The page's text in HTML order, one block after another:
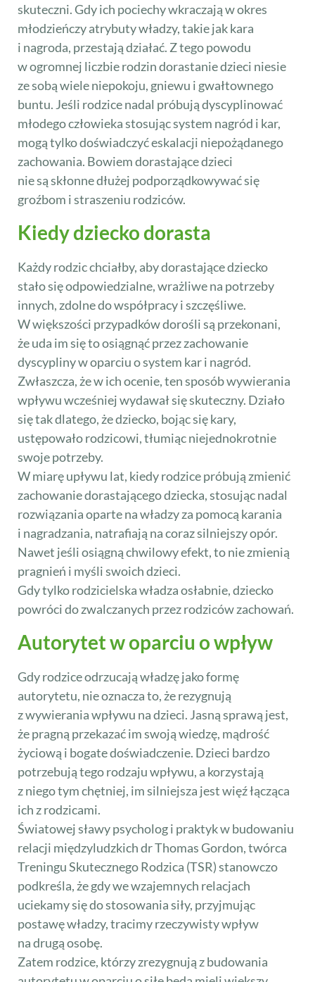
skuteczni. Gdy ich pociechy wkraczają w okres
młodzieńczy atrybuty władzy, takie jak kara
i nagroda, przestają działać. Z tego powodu
w ogromnej liczbie rodzin dorastanie dzieci niesie
ze sobą wiele niepokoju, gniewu i gwałtownego
buntu. Jeśli rodzice nadal próbują dyscyplinować
młodego człowieka stosując system nagród i kar,
mogą tylko doświadczyć eskalacji niepożądanego
zachowania. Bowiem dorastające dzieci
nie są skłonne dłużej podporządkowywać się
groźbom i straszeniu rodziców.
Kiedy dziecko dorasta
Każdy rodzic chciałby, aby dorastające dziecko
stało się odpowiedzialne, wrażliwe na potrzeby
innych, zdolne do współpracy i szczęśliwe.
W większości przypadków dorośli są przekonani,
że uda im się to osiągnąć przez zachowanie
dyscypliny w oparciu o system kar i nagród.
Zwłaszcza, że w ich ocenie, ten sposób wywierania
wpływu wcześniej wydawał się skuteczny. Działo
się tak dlatego, że dziecko, bojąc się kary,
ustępowało rodzicowi, tłumiąc niejednokrotnie
swoje potrzeby.
W miarę upływu lat, kiedy rodzice próbują zmienić
zachowanie dorastającego dziecka, stosując nadal
rozwiązania oparte na władzy za pomocą karania
i nagradzania, natrafiają na coraz silniejszy opór.
Nawet jeśli osiągną chwilowy efekt, to nie zmienią
pragnień i myśli swoich dzieci.
Gdy tylko rodzicielska władza osłabnie, dziecko
powróci do zwalczanych przez rodziców zachowań.
Autorytet w oparciu o wpływ
Gdy rodzice odrzucają władzę jako formę
autorytetu, nie oznacza to, że rezygnują
z wywierania wpływu na dzieci. Jasną sprawą jest,
że pragną przekazać im swoją wiedzę, mądrość
życiową i bogate doświadczenie. Dzieci bardzo
potrzebują tego rodzaju wpływu, a korzystają
z niego tym chętniej, im silniejsza jest więź łącząca
ich z rodzicami.
Światowej sławy psycholog i praktyk w budowaniu
relacji międzyludzkich dr Thomas Gordon, twórca
Treningu Skutecznego Rodzica (TSR) stanowczo
podkreśla, że gdy we wzajemnych relacjach
uciekamy się do stosowania siły, przyjmując
postawę władzy, tracimy rzeczywisty wpływ
na drugą osobę.
Zatem rodzice, którzy zrezygnują z budowania